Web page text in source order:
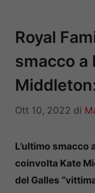
Royal
smacco a
Ott 10, 2022 di
L’ultimo smacco
coinvolta Kate
del Galles